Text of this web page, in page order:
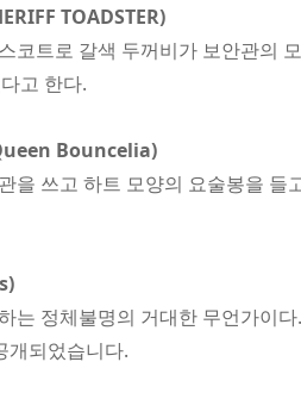
TOADSTER)
코트로 갈색 두꺼비가 보안관의
고 한다.
Bouncelia)
을 쓰고 하트 모양의 요술봉을
는 정체불명의 거대한 무언가이
개되었습니다.